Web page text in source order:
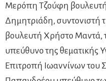
Μερόπη Τζούφη
Δημητριάδη, συντονιστή
βουλευτή Χρήστο Μαντά,
υπεύθυνο της θεματικής
Επιτροπή Ιωαννίνων του